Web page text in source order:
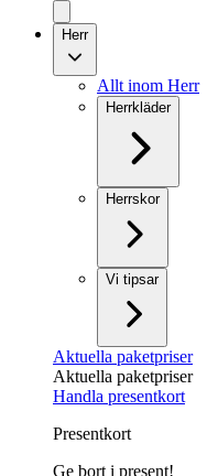
Herr
Allt inom Herr
Herrkläder
Herrskor
Vi tipsar
Aktuella paketpriser
Aktuella paketpriser
Handla presentkort
Presentkort
Ge bort i present!